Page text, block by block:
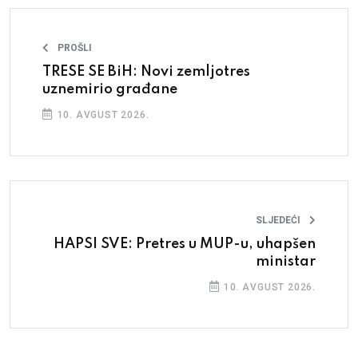
PROŠLI
TRESE SE BiH: Novi zemljotres
uznemirio građane
10. AVGUST 2026.
SLJEDEĆI
HAPSI SVE: Pretres u MUP-u, uhapšen
ministar
10. AVGUST 2026.